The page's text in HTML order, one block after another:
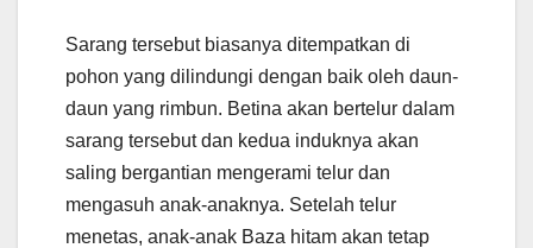
Sarang tersebut biasanya ditempatkan di
pohon yang dilindungi dengan baik oleh daun-
daun yang rimbun. Betina akan bertelur dalam
sarang tersebut dan kedua induknya akan
saling bergantian mengerami telur dan
mengasuh anak-anaknya. Setelah telur
menetas, anak-anak Baza hitam akan tetap